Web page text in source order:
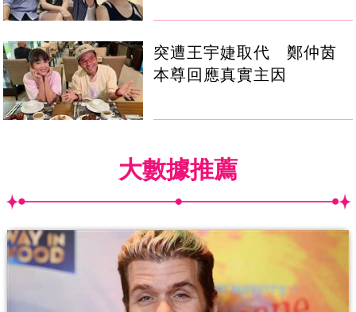
突遭王宇婕取代 鄭仲茵
本尊回應真實主因
大數據推薦